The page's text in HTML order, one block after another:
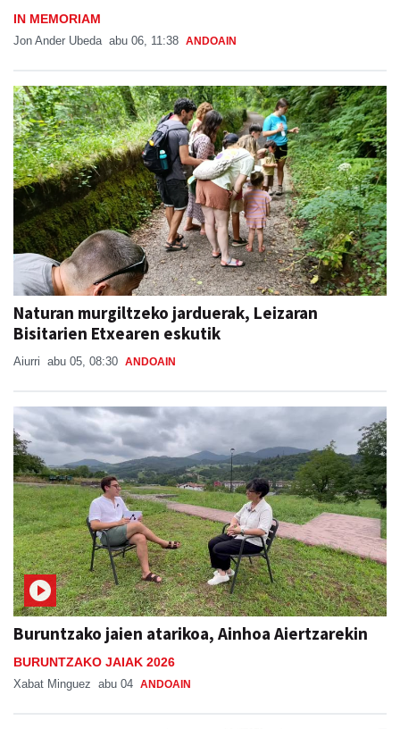
IN MEMORIAM
Jon Ander Ubeda abu 06, 11:38 ANDOAIN
Naturan murgiltzeko jarduerak, Leizaran
Bisitarien Etxearen eskutik
Aiurri abu 05, 08:30 ANDOAIN
Buruntzako jaien atarikoa, Ainhoa Aiertzarekin
BURUNTZAKO JAIAK 2026
Xabat Minguez abu 04 ANDOAIN